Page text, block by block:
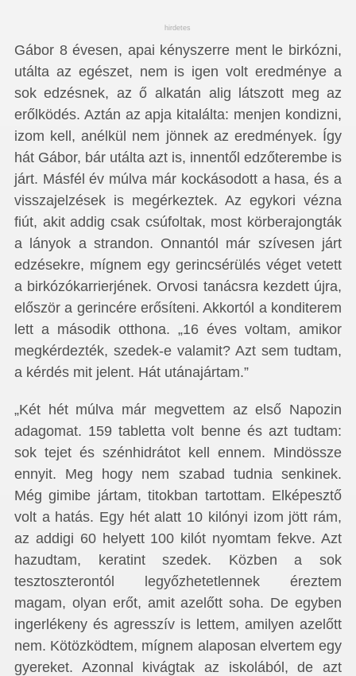
hirdetes
Gábor 8 évesen, apai kényszerre ment le birkózni,
utálta az egészet, nem is igen volt eredménye a
sok edzésnek, az ő alkatán alig látszott meg az
erőlködés. Aztán az apja kitalálta: menjen kondizni,
izom kell, anélkül nem jönnek az eredmények. Így
hát Gábor, bár utálta azt is, innentől edzőterembe is
járt. Másfél év múlva már kockásodott a hasa, és a
visszajelzések is megérkeztek. Az egykori vézna
fiút, akit addig csak csúfoltak, most körberajongták
a lányok a strandon. Onnantól már szívesen járt
edzésekre, mígnem egy gerincsérülés véget vetett
a birkózókarrierjének. Orvosi tanácsra kezdett újra,
először a gerincére erősíteni. Akkortól a konditerem
lett a második otthona. „16 éves voltam, amikor
megkérdezték, szedek-e valamit? Azt sem tudtam,
a kérdés mit jelent. Hát utánajártam.”
„Két hét múlva már megvettem az első Napozin
adagomat. 159 tabletta volt benne és azt tudtam:
sok tejet és szénhidrátot kell ennem. Mindössze
ennyit. Meg hogy nem szabad tudnia senkinek.
Még gimibe jártam, titokban tartottam. Elképesztő
volt a hatás. Egy hét alatt 10 kilónyi izom jött rám,
az addigi 60 helyett 100 kilót nyomtam fekve. Azt
hazudtam, keratint szedek. Közben a sok
tesztoszterontól legyőzhetetlennek éreztem
magam, olyan erőt, amit azelőtt soha. De egyben
ingerlékeny és agresszív is lettem, amilyen azelőtt
nem. Kötözködtem, mígnem alaposan elvertem egy
gyereket. Azonnal kivágtak az iskolából, de azt